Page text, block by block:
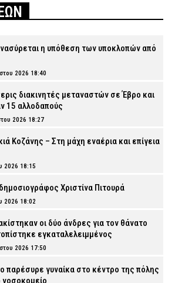
η υπόθεση των υποκλοπών από
2026 18:40
διακινητές μεταναστών σε Έβρο και
15 αλλοδαπούς
2026 18:27
Κοζάνης – Στη μάχη εναέρια και επίγεια
2026 18:15
Χριστίνα Πιτουρά
2026 18:02
οι δύο άνδρες για τον θάνατο
εγκαταλελειμμένος
2026 17:50
παρέσυρε γυναίκα στο κέντρο της πόλης